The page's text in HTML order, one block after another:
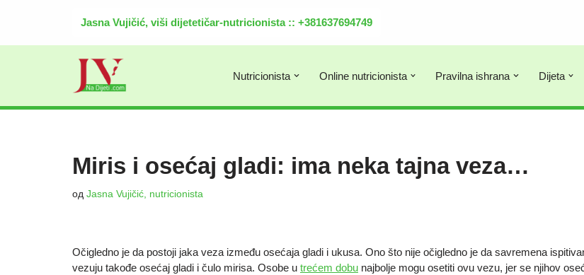
Jasna Vujičić, viši dijetetičar-nutricionista :: +381637694749
Nutricionista Online nutricionista Pravilna ishrana Dijeta
Miris i osećaj gladi: ima neka tajna veza…
од Jasna Vujičić, nutricionista
Očigledno je da postoji jaka veza između osećaja gladi i ukusa. Ono što nije očigledno je da savremena
vezuju takođe osećaj gladi i čulo mirisa. Osobe u trećem dobu najbolje mogu osetiti ovu vezu, jer se njihov